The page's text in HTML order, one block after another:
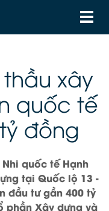
xây
quốc tế
đồng
Nhi quốc tế Hạnh
tại Quốc lộ 13 -
đầu tư gần 400 tỷ
phần Xây dựng và